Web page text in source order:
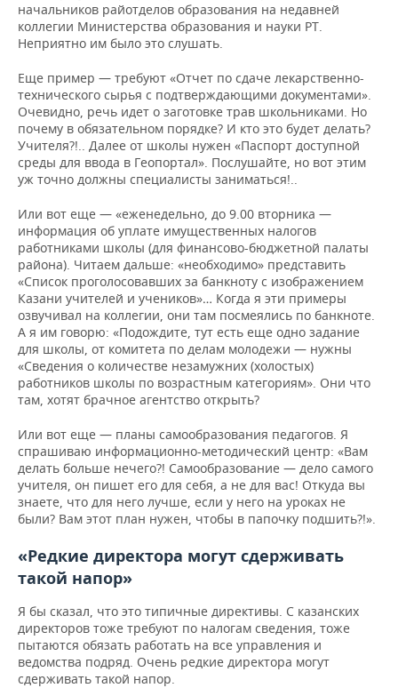
начальников райотделов образования на недавней
коллегии Министерства образования и науки РТ.
Неприятно им было это слушать.
Еще пример — требуют «Отчет по сдаче лекарственно-
технического сырья с подтверждающими документами».
Очевидно, речь идет о заготовке трав школьниками. Но
почему в обязательном порядке? И кто это будет делать?
Учителя?!.. Далее от школы нужен «Паспорт доступной
среды для ввода в Геопортал». Послушайте, но вот этим
уж точно должны специалисты заниматься!..
Или вот еще — «еженедельно, до 9.00 вторника —
информация об уплате имущественных налогов
работниками школы (для финансово-бюджетной палаты
района). Читаем дальше: «необходимо» представить
«Список проголосовавших за банкноту с изображением
Казани учителей и учеников»… Когда я эти примеры
озвучивал на коллегии, они там посмеялись по банкноте.
А я им говорю: «Подождите, тут есть еще одно задание
для школы, от комитета по делам молодежи — нужны
«Сведения о количестве незамужних (холостых)
работников школы по возрастным категориям». Они что
там, хотят брачное агентство открыть?
Или вот еще — планы самообразования педагогов. Я
спрашиваю информационно-методический центр: «Вам
делать больше нечего?! Самообразование — дело самого
учителя, он пишет его для себя, а не для вас! Откуда вы
знаете, что для него лучше, если у него на уроках не
были? Вам этот план нужен, чтобы в папочку подшить?!».
«Редкие директора могут сдерживать
такой напор»
Я бы сказал, что это типичные директивы. С казанских
директоров тоже требуют по налогам сведения, тоже
пытаются обязать работать на все управления и
ведомства подряд. Очень редкие директора могут
сдерживать такой напор.